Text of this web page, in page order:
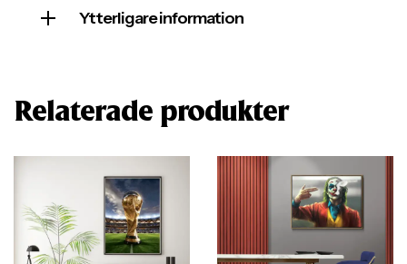
Ytterligare information
Relaterade produkter